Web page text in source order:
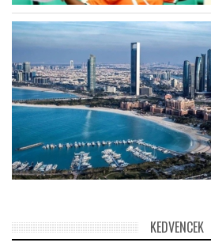
KEDVENCEK